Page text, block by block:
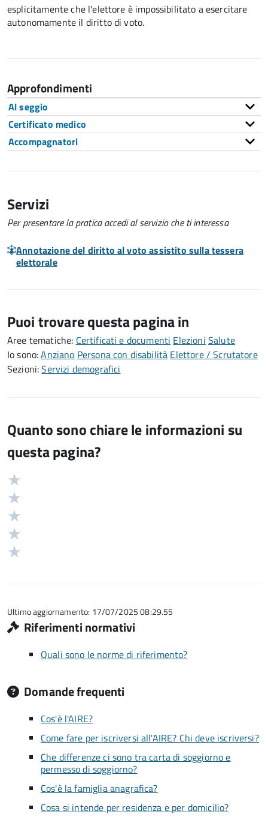
esplicitamente che l'elettore è impossibilitato a esercitare
autonomamente il diritto di voto.
Approfondimenti
Al seggio
Certificato medico
Accompagnatori
Servizi
Per presentare la pratica accedi al servizio che ti interessa
Annotazione del diritto al voto assistito sulla tessera
elettorale
Puoi trovare questa pagina in
Aree tematiche: Certificati e documenti Elezioni Salute
Io sono:Anziano Persona con disabilità Elettore / Scrutatore
Sezioni:Servizi demografici
Quanto sono chiare le informazioni su
questa pagina?
Valutazione
5
Ultimo aggiornamento: 17/07/2025 08:29.55
Riferimenti normativi
Quali sono le norme di riferimento?
Domande frequenti
Cos'è l'AIRE?
Come fare per iscriversi all'AIRE? Chi deve iscriversi?
Che differenze ci sono tra carta di soggiorno e
permesso di soggiorno?
Cos'è la famiglia anagrafica?
Cosa si intende per residenza e per domicilio?